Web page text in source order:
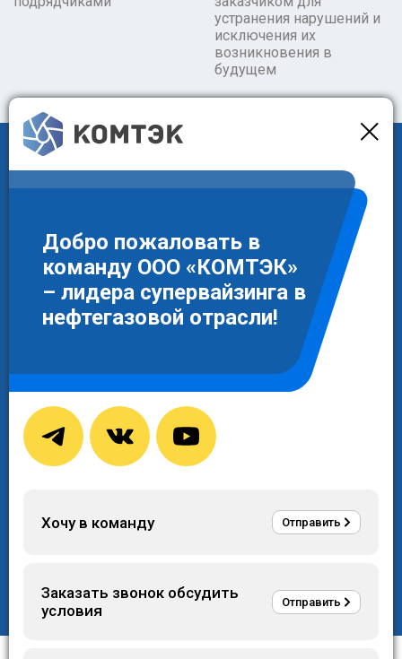
устранения нарушений и
исключения их
возникновения в
будущем
Дополнительные
преимущества
Авторская методика
проведения проверкок
и фиксации результатов
работа
Участие специалистов КОМТЭК в совещаниях с
представителями подрядчика, консультации и
Добро пожаловать в
команду ООО «КОМТЭК»
– лидера супервайзинга в
нефтегазовой отрасли!
Хочу в команду Отправить
Заказать звонок обсудить
условия
Отправить